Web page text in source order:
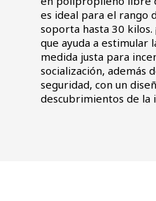
es ideal para el rango
soporta hasta 30 kilos.
que ayuda a estimular
medida justa para
socialización, además
seguridad, con un
descubrimientos de la